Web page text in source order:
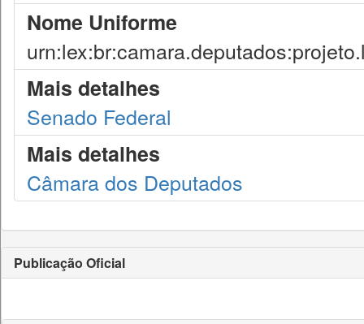
Nome Uniforme
Mais detalhes
Senado Federal
Mais detalhes
Câmara dos Deputados
Publicação Oficial